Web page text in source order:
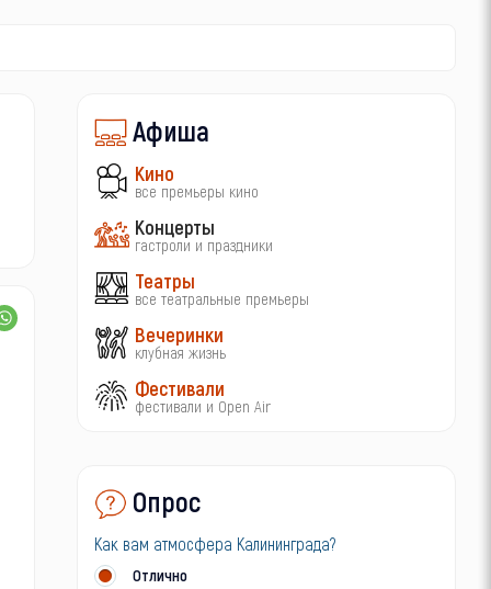
Афиша
Кино
все премьеры кино
Концерты
гастроли и праздники
Театры
все театральные премьеры
Вечеринки
клубная жизнь
Фестивали
фестивали и Open Air
Опрос
Как вам атмосфера Калининграда?
Отлично